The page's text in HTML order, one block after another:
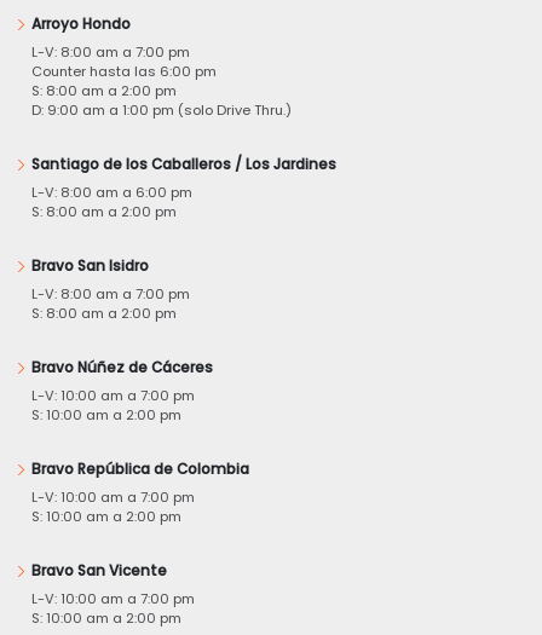
Arroyo Hondo
L-V: 8:00 am a 7:00 pm
Counter hasta las 6:00 pm
S: 8:00 am a 2:00 pm
D: 9:00 am a 1:00 pm (solo Drive Thru.)
Santiago de los Caballeros / Los Jardines
L-V: 8:00 am a 6:00 pm
S: 8:00 am a 2:00 pm
Bravo San Isidro
L-V: 8:00 am a 7:00 pm
S: 8:00 am a 2:00 pm
Bravo Núñez de Cáceres
L-V: 10:00 am a 7:00 pm
S: 10:00 am a 2:00 pm
Bravo República de Colombia
L-V: 10:00 am a 7:00 pm
S: 10:00 am a 2:00 pm
Bravo San Vicente
L-V: 10:00 am a 7:00 pm
S: 10:00 am a 2:00 pm